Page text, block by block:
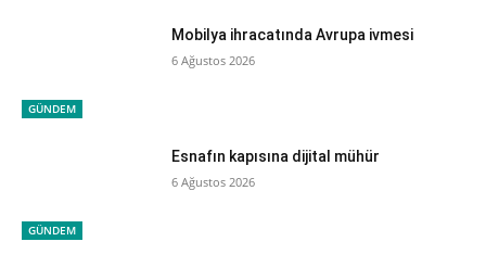
GÜNDEM
Mobilya ihracatında Avrupa ivmesi
6 Ağustos 2026
GÜNDEM
Esnafın kapısına dijital mühür
6 Ağustos 2026